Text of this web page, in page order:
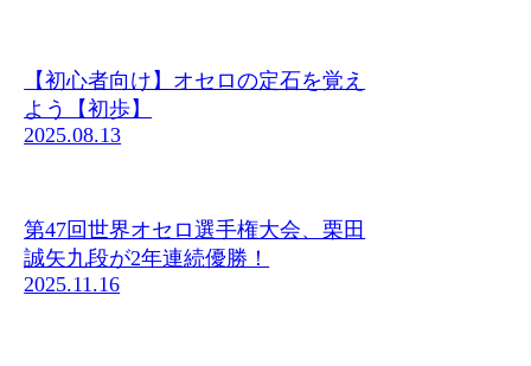
【初心者向け】オセロの定石を覚え
よう【初歩】
2025.08.13
第47回世界オセロ選手権大会、栗田
誠矢九段が2年連続優勝！
2025.11.16